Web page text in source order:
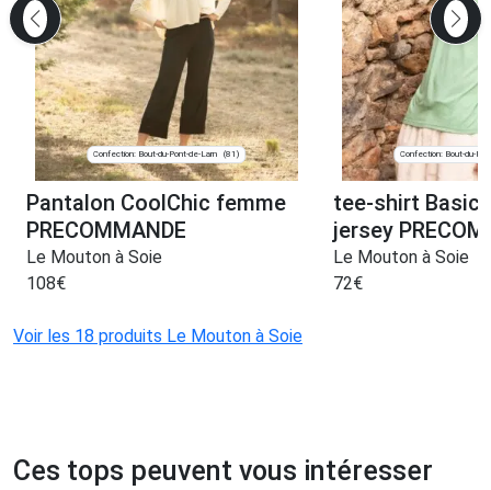
Confection: Bout-du-Pont-de-Larn (81)
Pantalon CoolChic femme
PRECOMMANDE
Le Mouton à Soie
108€
Confection: Bout-du-
tee-shirt Basic
jersey
Le Mouton à Soie
72€
Voir les 18 produits Le Mouton à Soie
Ces tops peuvent vous intéresser